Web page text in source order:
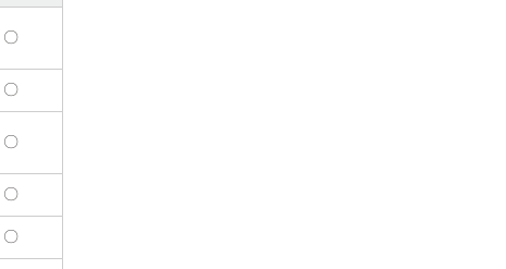
〇
〇
〇
〇
〇